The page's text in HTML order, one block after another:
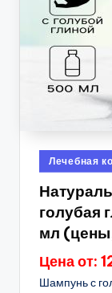
Опубликовано
в
Лечебная
голубая
мл
Цена от:
Шампунь с